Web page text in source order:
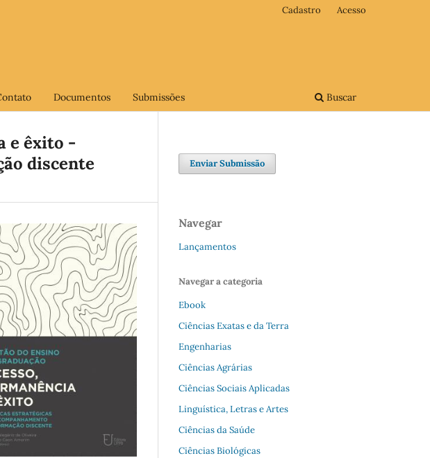
Documentos Submissões Buscar
Cadastro Acesso
e êxito -
discente
Enviar Submissão
Navegar
Lançamentos
Navegar a categoria
Ebook
Ciências Exatas e da Terra
Engenharias
Ciências Agrárias
Ciências Sociais Aplicadas
Linguística, Letras e Artes
Ciências da Saúde
Ciências Biológicas